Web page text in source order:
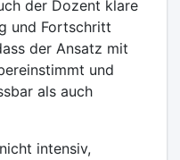
der Dozent klare
und Fortschritt
der Ansatz mit
und
als auch
intensiv,